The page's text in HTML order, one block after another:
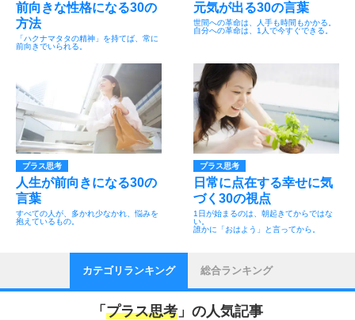
前向きな性格になる30の
方法
「ハクナマタタの精神」を持てば、常に
前向きでいられる。
元気が出る30の言葉
世間への革命は、人手も時間もかかる。
自分への革命は、1人で今すぐできる。
プラス思考
人生が前向きになる30の
言葉
すべての人が、多かれ少なかれ、悩みを
抱えているもの。
プラス思考
日常に点在する幸せに気
づく30の視点
1日が始まるのは、朝起きてからではな
い。
誰かに「おはよう」と言ってから。
カテゴリランキング 総合ランキング
「 プラス思考 」の人気記事